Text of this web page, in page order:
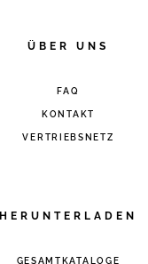
ÜBER UNS
FAQ
KONTAKT
VERTRIEBSNETZ
HERUNTERLADEN
GESAMTKATALOGE